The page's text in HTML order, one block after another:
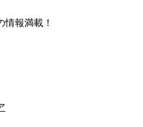
情報満載！